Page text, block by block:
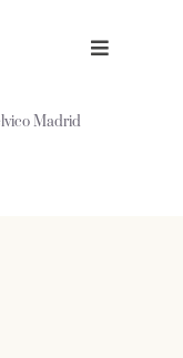
Toggle
Madrid